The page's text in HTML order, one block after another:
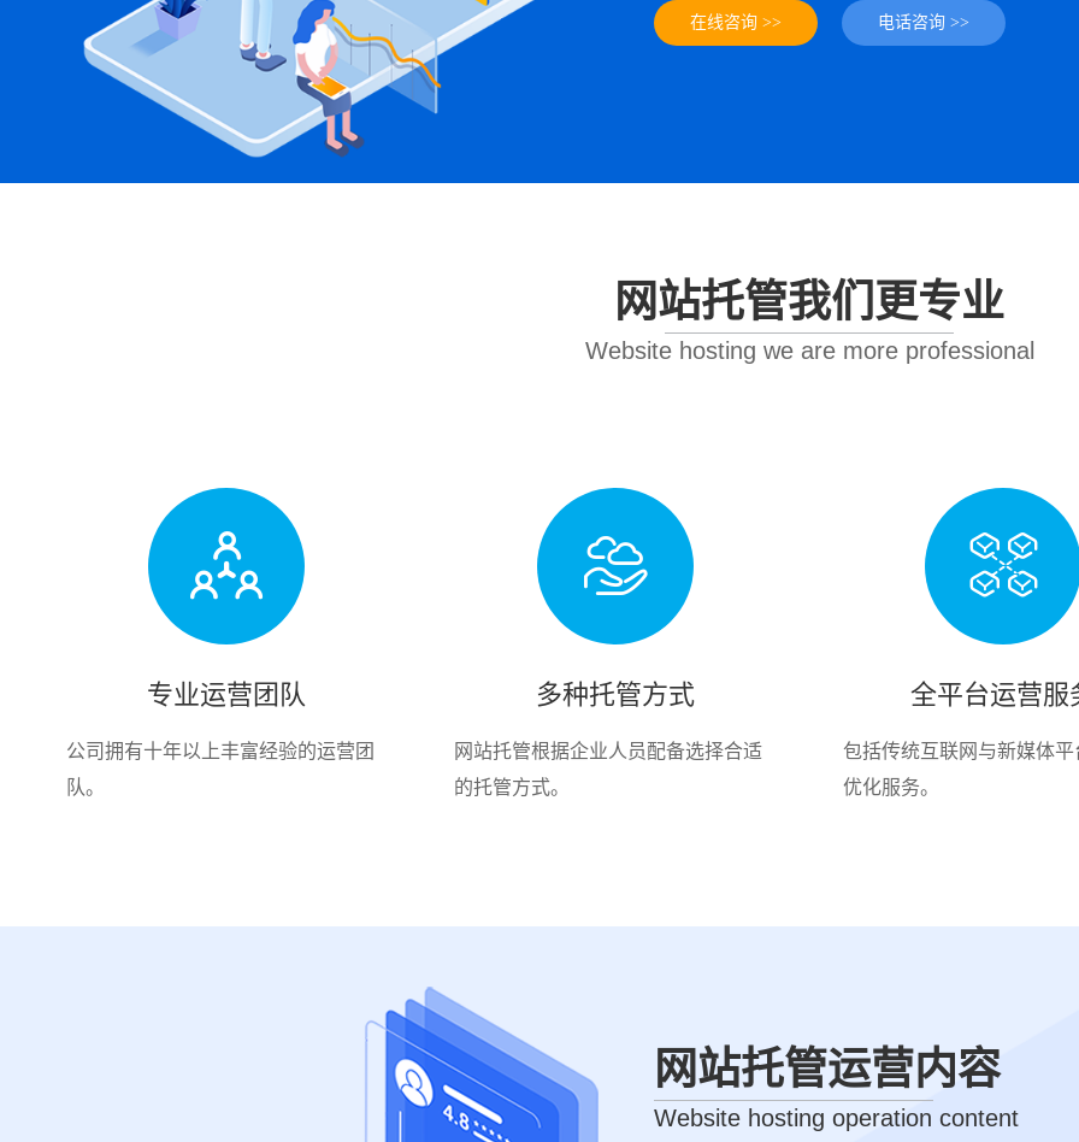
在线咨询 >> 电话咨询 >>
网站托管我们更专业
Website hosting we are more professional
专业运营团队
公司拥有十年以上丰富经验的运营团
队。
多种托管方式
网站托管根据企业人员配备选择合适
的托管方式。
全平台运营服
包括传统互联网与新媒体平
优化服务。
网站托管运营内容
Website hosting operation content